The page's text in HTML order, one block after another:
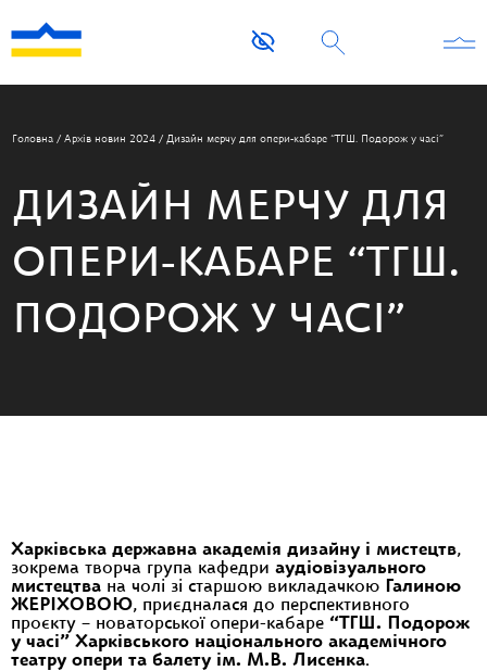
Головна / Архів новин 2024 / Дизайн мерчу для опери-кабаре “ТГШ. Подорож у часі”
ДИЗАЙН МЕРЧУ ДЛЯ
ОПЕРИ-КАБАРЕ “ТГШ.
ПОДОРОЖ У ЧАСІ”
Харківська державна академія дизайну і мистецтв,
зокрема творча група кафедри аудіовізуального
мистецтва на чолі зі старшою викладачкою
Галиною
ЖЕРІХОВОЮ, приєдналася до перспективного
проєкту – новаторської опери-кабаре “ТГШ. Подорож
у часі” Харківського національного академічного
театру опери та балету ім. М.В. Лисенка.